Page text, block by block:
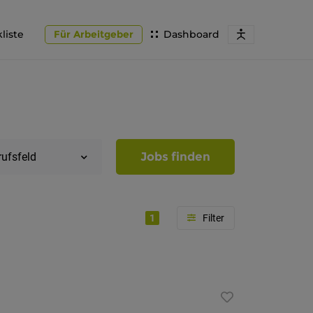
Dashboard
Für Arbeitgeber
Jobs finden
1